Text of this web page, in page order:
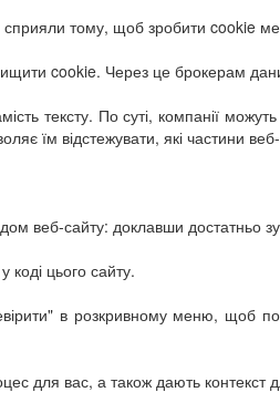
тому, щоб зробити cookie
cookie. Через це брокерам
тексту. По суті, компанії
їм відстежувати, які частини веб-
веб-сайту: доклавши достатньо
коді цього сайту.
в розкривному меню, щоб
для вас, а також дають контекст